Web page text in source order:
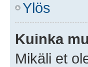
Ylös
Kuinka
Mikäli et